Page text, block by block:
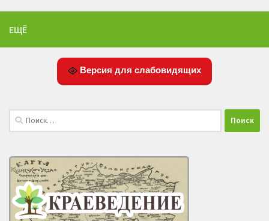
ЕЩЁ
Версия для слабовидящих
Найти: